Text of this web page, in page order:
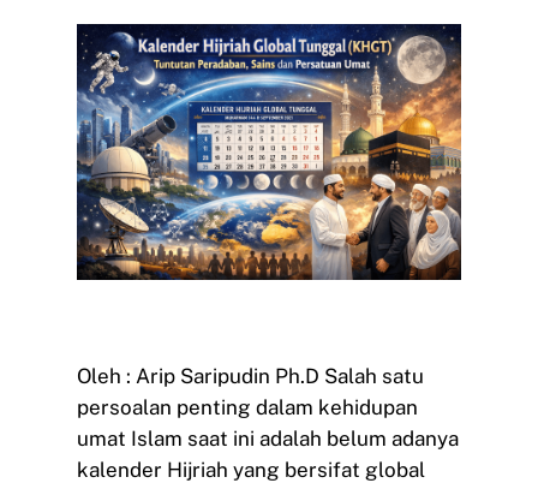
Oleh : Arip Saripudin Ph.D Salah satu
persoalan penting dalam kehidupan
umat Islam saat ini adalah belum adanya
kalender Hijriah yang bersifat global